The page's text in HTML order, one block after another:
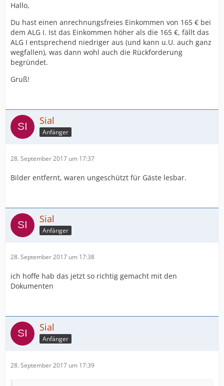
Hallo,
Du hast einen anrechnungsfreies Einkommen von 165 € bei
dem ALG I. Ist das Einkommen höher als die 165 €, fällt das
ALG I entsprechend niedriger aus (und kann u.U. auch ganz
wegfallen), was dann wohl auch die Rückforderung
begründet.
Gruß!
Sial
Anfänger
28. September 2017 um 17:37
Bilder entfernt, waren ungeschützt für Gäste lesbar.
Sial
Anfänger
28. September 2017 um 17:38
ich hoffe hab das jetzt so richtig gemacht mit den
Dokumenten
Sial
Anfänger
28. September 2017 um 17:39